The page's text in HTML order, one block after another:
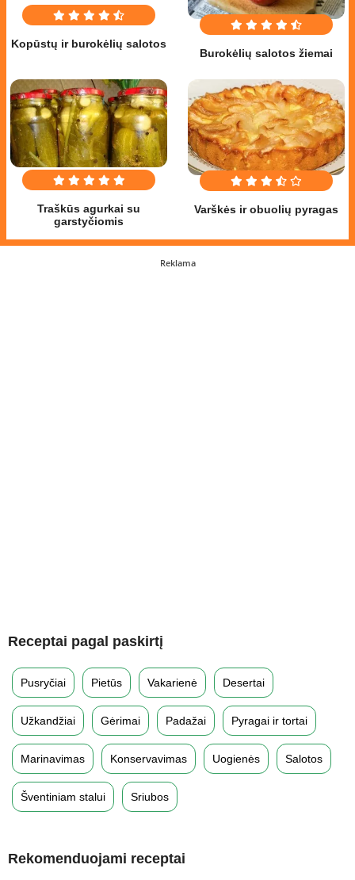
Kopūstų ir burokėlių salotos
Burokėlių salotos žiemai
Traškūs agurkai su
garstyčiomis
Varškės ir obuolių pyragas
Reklama
Receptai pagal paskirtį
Pusryčiai Pietūs Vakarienė Desertai
Užkandžiai Gėrimai Padažai Pyragai ir tortai
Marinavimas Konservavimas Uogienės Salotos
Šventiniam stalui Sriubos
Rekomenduojami receptai